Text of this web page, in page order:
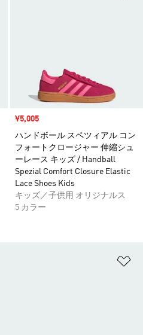
セール価格
¥5,005
ハンドボール スペツィアル コン
フォートクロージャー 伸縮シュ
ーレース キッズ / Handball
Spezial Comfort Closure Elastic
Lace Shoes Kids
キッズ／子供用 オリジナルス
5 カラー